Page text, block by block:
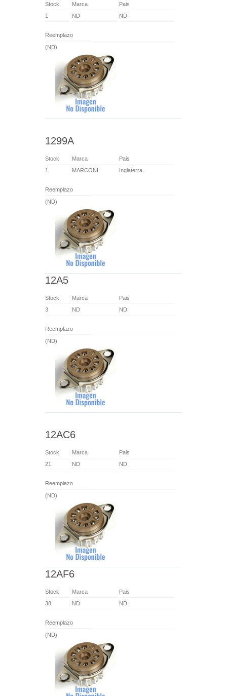
Stock Marca
Pais
1
ND ND
Reemplazo
(ND)
1299A
Stock Marca
Pais
1
MARCONI Inglaterra
Reemplazo
(ND)
12A5
Stock Marca
Pais
3
ND ND
Reemplazo
(ND)
12AC6
Stock Marca
Pais
21
ND ND
Reemplazo
(ND)
12AF6
Stock Marca
Pais
38
ND ND
Reemplazo
(ND)